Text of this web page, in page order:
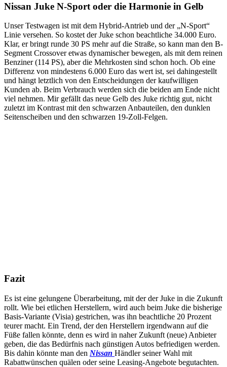
Nissan Juke N-Sport oder die Harmonie in Gelb
Unser Testwagen ist mit dem Hybrid-Antrieb und der „N-Sport“
Linie versehen. So kostet der Juke schon beachtliche 34.000 Euro.
Klar, er bringt runde 30 PS mehr auf die Straße, so kann man den B-
Segment Crossover etwas dynamischer bewegen, als mit dem reinen
Benziner (114 PS), aber die Mehrkosten sind schon hoch. Ob eine
Differenz von mindestens 6.000 Euro das wert ist, sei dahingestellt
und hängt letztlich von den Entscheidungen der kaufwilligen
Kunden ab. Beim Verbrauch werden sich die beiden am Ende nicht
viel nehmen. Mir gefällt das neue Gelb des Juke richtig gut, nicht
zuletzt im Kontrast mit den schwarzen Anbauteilen, den dunklen
Seitenscheiben und den schwarzen 19-Zoll-Felgen.
Fazit
Es ist eine gelungene Überarbeitung, mit der der Juke in die Zukunft
rollt. Wie bei etlichen Herstellern, wird auch beim Juke die bisherige
Basis-Variante (Visia) gestrichen, was ihn beachtliche 20 Prozent
teurer macht. Ein Trend, der den Herstellern irgendwann auf die
Füße fallen könnte, denn es wird in naher Zukunft (neue) Anbieter
geben, die das Bedürfnis nach günstigen Autos befriedigen werden.
Bis dahin könnte man den Nissan Händler seiner Wahl mit
Rabattwünschen quälen oder seine Leasing-Angebote begutachten.